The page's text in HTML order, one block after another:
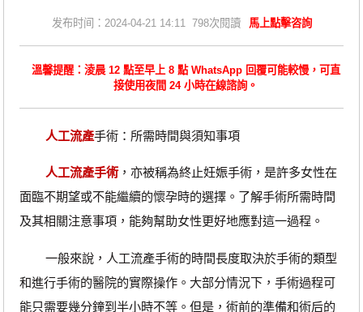
发布时间：2024-04-21 14:11 798次閱讀 馬上點擊咨詢
溫馨提醒：淩晨 12 點至早上 8 點 WhatsApp 回覆可能較慢，可直
接使用夜間 24 小時在線諮詢。
人工流產手術：所需時間與須知事項
人工流產手術，亦被稱為終止妊娠手術，是許多女性在
面臨不期望或不能繼續的懷孕時的選擇。了解手術所需時間
及其相關注意事項，能夠幫助女性更好地應對這一過程。
一般來說，人工流產手術的時間長度取決於手術的類型
和進行手術的醫院的實際操作。大部分情況下，手術過程可
能只需要幾分鐘到半小時不等。但是，術前的準備和術后的